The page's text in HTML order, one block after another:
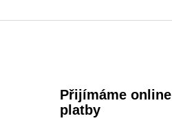
Přijímáme online
platby